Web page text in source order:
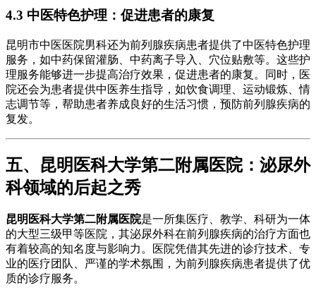
4.3 中医特色护理：促进患者的康复
昆明市中医医院男科还为前列腺疾病患者提供了中医特色护理
服务，如中药保留灌肠、中药离子导入、穴位贴敷等。这些护
理服务能够进一步提高治疗效果，促进患者的康复。同时，医
院还会为患者提供中医养生指导，如饮食调理、运动锻炼、情
志调节等，帮助患者养成良好的生活习惯，预防前列腺疾病的
复发。
五、昆明医科大学第二附属医院：泌尿外
科领域的后起之秀
昆明医科大学第二附属医院是一所集医疗、教学、科研为一体
的大型三级甲等医院，其泌尿外科在前列腺疾病的治疗方面也
有着较高的知名度与影响力。医院凭借其先进的诊疗技术、专
业的医疗团队、严谨的学术氛围，为前列腺疾病患者提供了优
质的诊疗服务。